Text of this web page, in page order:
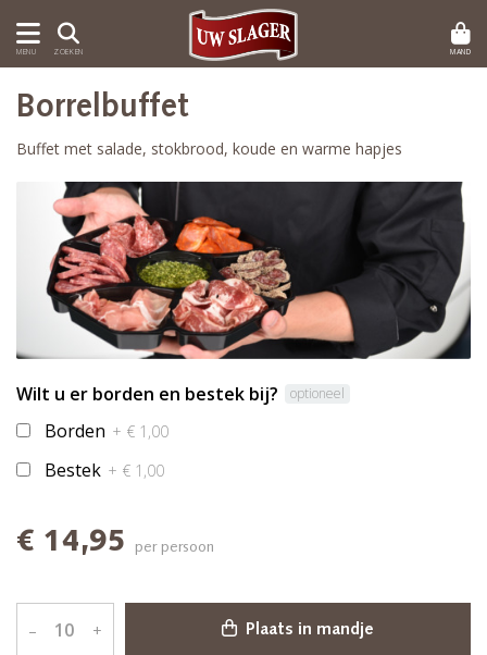
MENU ZOEKEN MAND
Borrelbuffet
Buffet met salade, stokbrood, koude en warme hapjes
Wilt u er borden en bestek bij? optioneel
Borden + € 1,00
Bestek + € 1,00
€ 14,95 per persoon
– + Plaats in mandje